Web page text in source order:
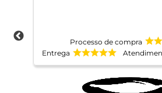
Processo de compra
Entrega